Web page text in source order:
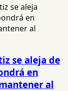
se aleja de
en
al